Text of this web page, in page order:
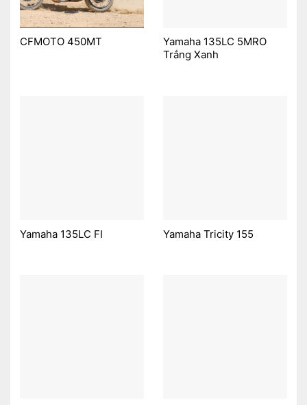
CFMOTO 450MT
Yamaha 135LC 5MRO
Trắng Xanh
Yamaha 135LC FI Yamaha Tricity 155